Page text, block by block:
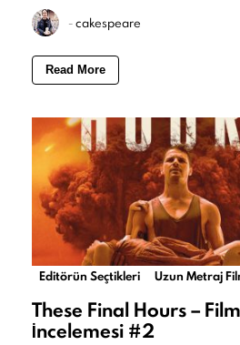
-cakespeare
Read More
Editörün Seçtikleri Uzun Metraj
These Final Hours – Film
İncelemesi #2